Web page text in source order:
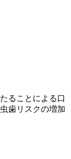
ることによる口
歯リスクの増加